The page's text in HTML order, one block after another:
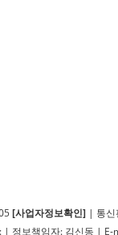
[사업자정보확인] | 통신
| 정보책임자: 김신동 | E-